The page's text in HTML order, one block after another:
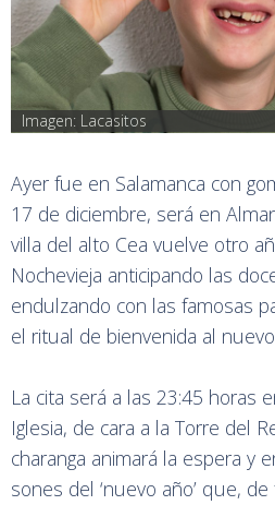
Imagen: Lacasitos
Ayer fue en Salamanca con
17 de diciembre, será en
villa del alto Cea vuelve otro
Nochevieja anticipando las
endulzando con las famosas
el ritual de bienvenida al
La cita será a las 23:45 horas
Iglesia, de cara a la Torre del
charanga animará la espera y
sones del ‘nuevo año’ que,